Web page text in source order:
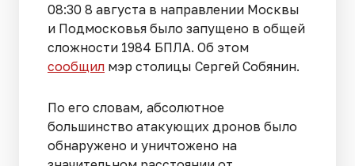
08:30 8 августа в направлении Москвы
и Подмосковья было запущено в общей
сложности 1984 БПЛА. Об этом
сообщил мэр столицы Сергей Собянин.
По его словам, абсолютное
большинство атакующих дронов было
обнаружено и уничтожено на